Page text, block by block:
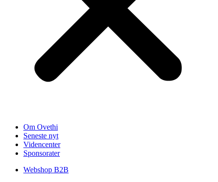
Om Ovethi
Seneste nyt
Videncenter
Sponsorater
Webshop B2B